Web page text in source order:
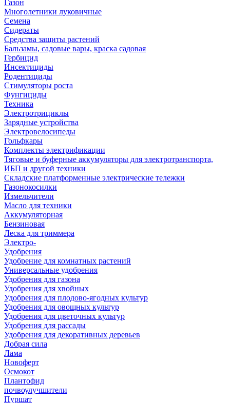
Газон
Многолетники луковичные
Семена
Сидераты
Средства защиты растений
Бальзамы, садовые вары, краска садовая
Гербицид
Инсектициды
Родентициды
Стимуляторы роста
Фунгициды
Техника
Электротрициклы
Зарядные устройства
Электровелосипеды
Гольфкары
Комплекты электрификации
Тяговые и буферные аккумуляторы для электротранспорта,
ИБП и другой техники
Складские платформенные электрические тележки
Газонокосилки
Измельчители
Масло для техники
Аккумуляторная
Бензиновая
Леска для триммера
Электро-
Удобрения
Удобрение для комнатных растений
Универсальные удобрения
Удобрения для газона
Удобрения для хвойных
Удобрения для плодово-ягодных культур
Удобрения для овощных культур
Удобрения для цветочных культур
Удобрения для рассады
Удобрения для декоративных деревьев
Добрая сила
Лама
Новоферт
Осмокот
Плантофид
почвоулучшители
Пуршат